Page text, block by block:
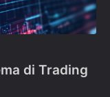
di Trading